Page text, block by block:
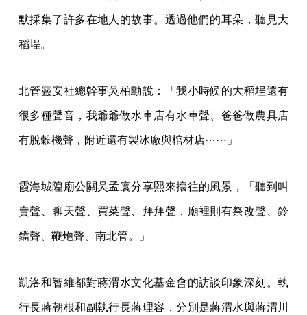
默採集了許多在地人的故事。透過他們的耳朵，聽見大
稻埕。
北管靈安社總幹事吳柏勳說：「我小時候的大稻埕還有
很多種聲音，我爺爺做水車店有水車聲、爸爸做農具店
有脫穀機聲，附近還有製冰廠與棺材店⋯⋯」
霞海城隍廟公關吳孟寰分享熙來攘往的風景，「聽到叫
賣聲、聊天聲、買菜聲、拜拜聲，廟裡則有祭改聲、鈴
鐺聲、鞭炮聲、南北管。」
凱洛和智維都對蔣渭水文化基金會的訪談印象深刻。執
行長蔣朝根和副執行長蔣理容，分別是蔣渭水與蔣渭川